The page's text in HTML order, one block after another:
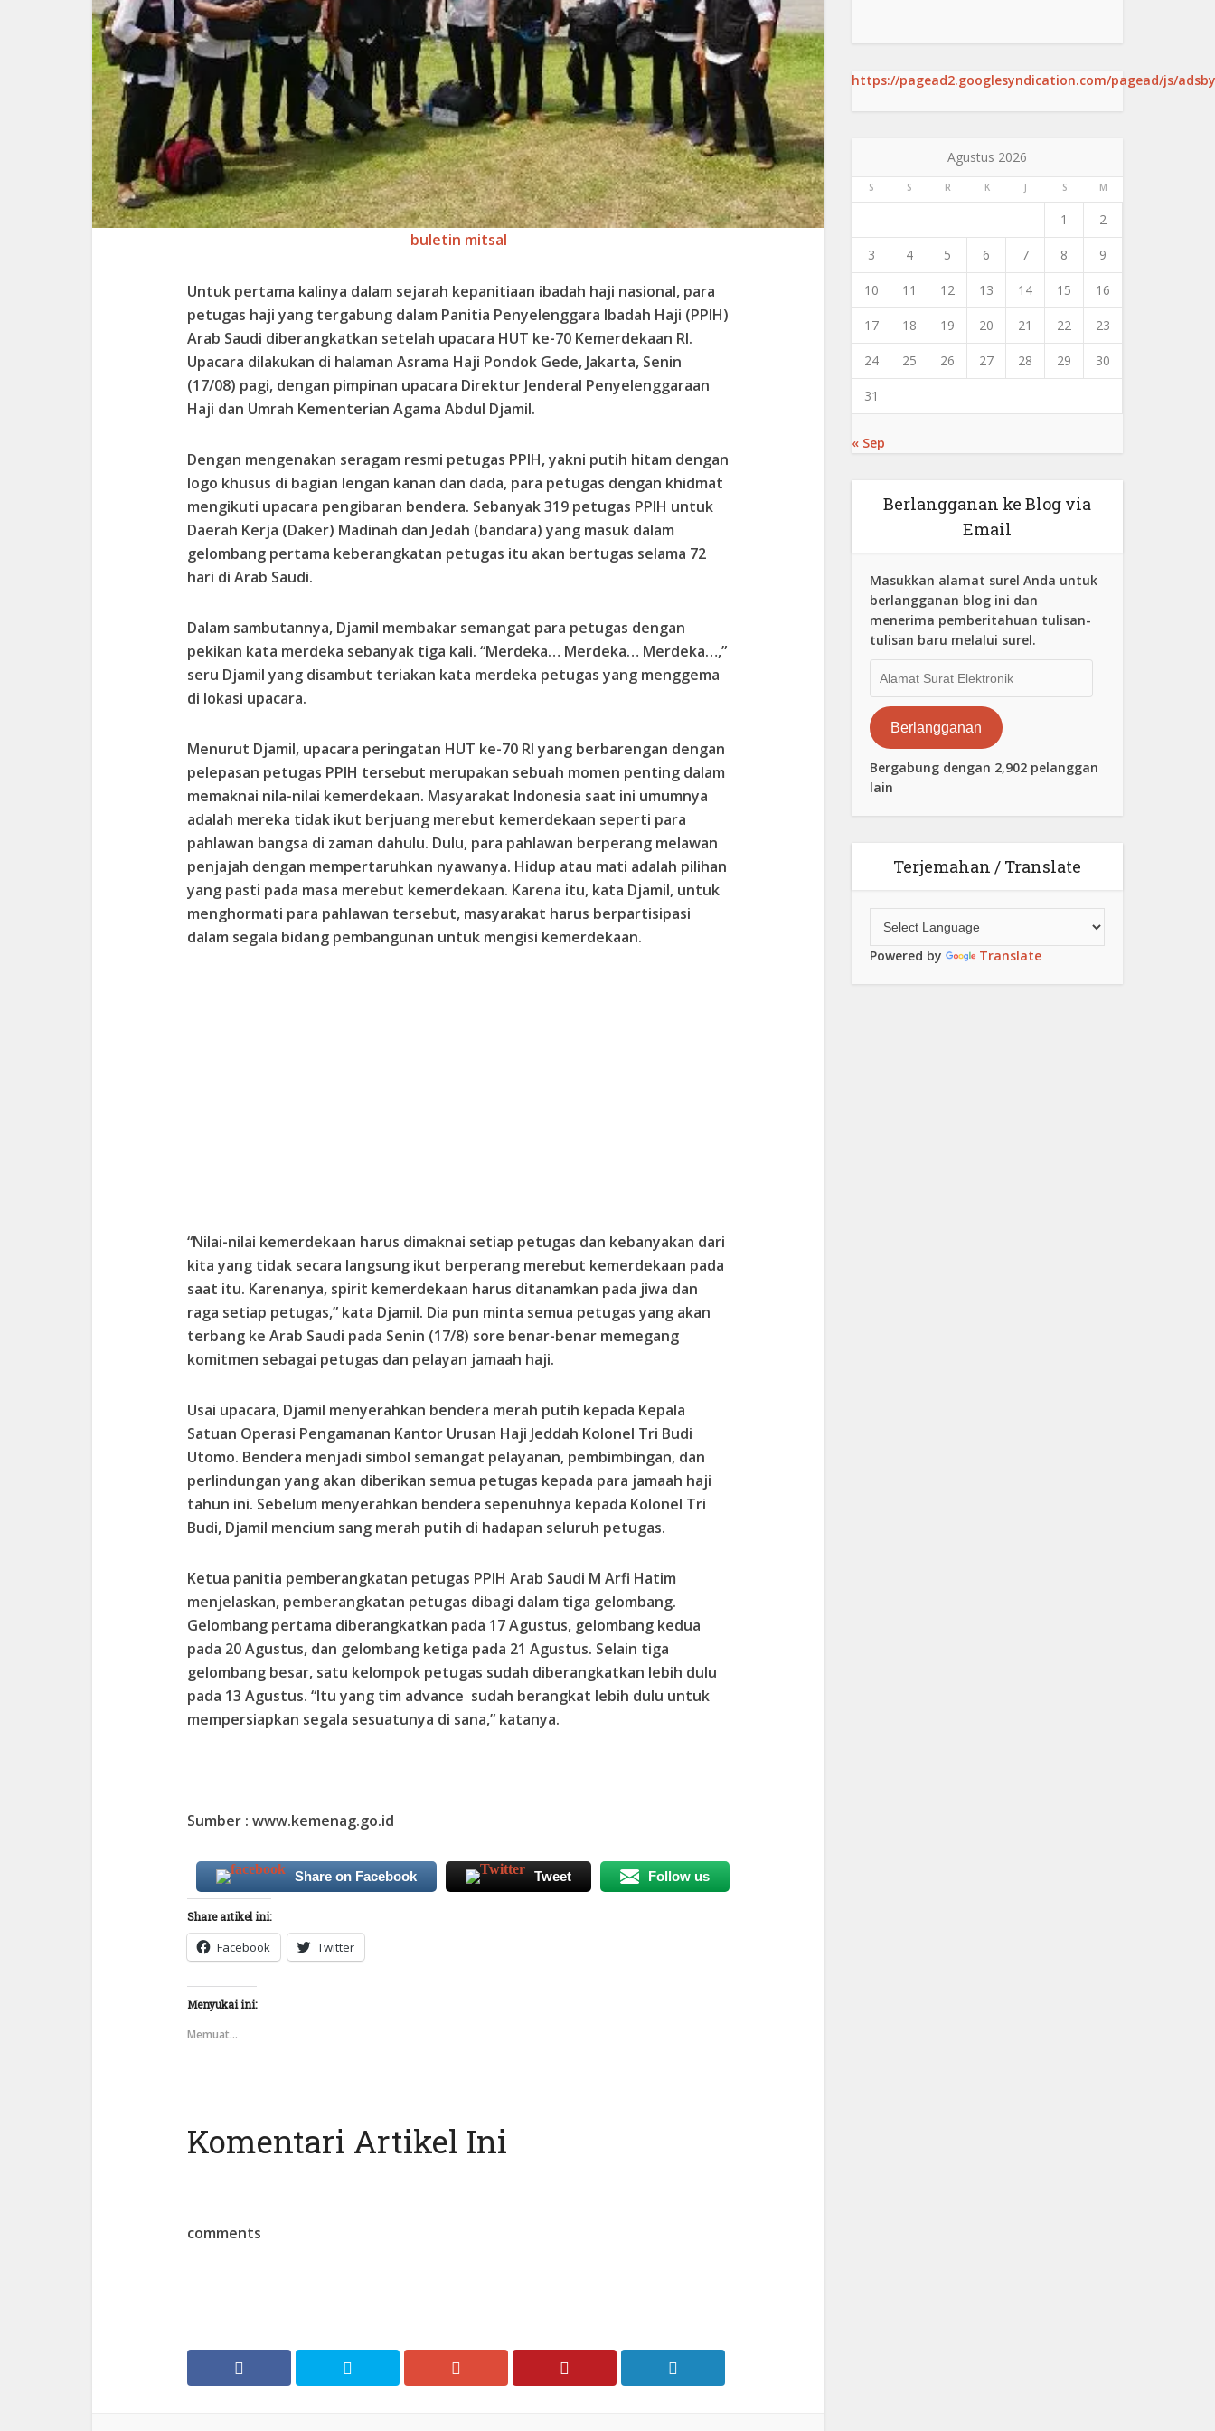
buletin mitsal
Untuk pertama kalinya dalam sejarah kepanitiaan ibadah haji nasional, para
petugas haji yang tergabung dalam Panitia Penyelenggara Ibadah Haji (PPIH)
Arab Saudi diberangkatkan setelah upacara HUT ke-70 Kemerdekaan RI.
Upacara dilakukan di halaman Asrama Haji Pondok Gede, Jakarta, Senin
(17/08) pagi, dengan pimpinan upacara Direktur Jenderal Penyelenggaraan
Haji dan Umrah Kementerian Agama Abdul Djamil.
Dengan mengenakan seragam resmi petugas PPIH, yakni putih hitam dengan
logo khusus di bagian lengan kanan dan dada, para petugas dengan khidmat
mengikuti upacara pengibaran bendera. Sebanyak 319 petugas PPIH untuk
Daerah Kerja (Daker) Madinah dan Jedah (bandara) yang masuk dalam
gelombang pertama keberangkatan petugas itu akan bertugas selama 72
hari di Arab Saudi.
Dalam sambutannya, Djamil membakar semangat para petugas dengan
pekikan kata merdeka sebanyak tiga kali. “Merdeka… Merdeka… Merdeka…,”
seru Djamil yang disambut teriakan kata merdeka petugas yang menggema
di lokasi upacara.
Menurut Djamil, upacara peringatan HUT ke-70 RI yang berbarengan dengan
pelepasan petugas PPIH tersebut merupakan sebuah momen penting dalam
memaknai nila-nilai kemerdekaan. Masyarakat Indonesia saat ini umumnya
adalah mereka tidak ikut berjuang merebut kemerdekaan seperti para
pahlawan bangsa di zaman dahulu. Dulu, para pahlawan berperang melawan
penjajah dengan mempertaruhkan nyawanya. Hidup atau mati adalah pilihan
yang pasti pada masa merebut kemerdekaan. Karena itu, kata Djamil, untuk
menghormati para pahlawan tersebut, masyarakat harus berpartisipasi
dalam segala bidang pembangunan untuk mengisi kemerdekaan.
“Nilai-nilai kemerdekaan harus dimaknai setiap petugas dan kebanyakan dari
kita yang tidak secara langsung ikut berperang merebut kemerdekaan pada
saat itu. Karenanya, spirit kemerdekaan harus ditanamkan pada jiwa dan
raga setiap petugas,” kata Djamil. Dia pun minta semua petugas yang akan
terbang ke Arab Saudi pada Senin (17/8) sore benar-benar memegang
komitmen sebagai petugas dan pelayan jamaah haji.
Usai upacara, Djamil menyerahkan bendera merah putih kepada Kepala
Satuan Operasi Pengamanan Kantor Urusan Haji Jeddah Kolonel Tri Budi
Utomo. Bendera menjadi simbol semangat pelayanan, pembimbingan, dan
perlindungan yang akan diberikan semua petugas kepada para jamaah haji
tahun ini. Sebelum menyerahkan bendera sepenuhnya kepada Kolonel Tri
Budi, Djamil mencium sang merah putih di hadapan seluruh petugas.
Ketua panitia pemberangkatan petugas PPIH Arab Saudi M Arfi Hatim
menjelaskan, pemberangkatan petugas dibagi dalam tiga gelombang.
Gelombang pertama diberangkatkan pada 17 Agustus, gelombang kedua
pada 20 Agustus, dan gelombang ketiga pada 21 Agustus. Selain tiga
gelombang besar, satu kelompok petugas sudah diberangkatkan lebih dulu
pada 13 Agustus. “Itu yang tim advance sudah berangkat lebih dulu untuk
mempersiapkan segala sesuatunya di sana,” katanya.
Sumber : www.kemenag.go.id
Share on Facebook Tweet Follow us
Share artikel ini:
Facebook Twitter
Menyukai ini:
Memuat...
Komentari Artikel Ini
comments
https://pagead2.googlesyndication.com/pagead/js/
Agustus 2026
S S R K J S M
1 2
3 4 5 6 7 8 9
10 11 12 13 14 15 16
17 18 19 20 21 22 23
24 25 26 27 28 29 30
31
« Sep
Berlangganan ke Blog via
Email
Masukkan alamat surel Anda untuk
berlangganan blog ini dan
menerima pemberitahuan tulisan-
tulisan baru melalui surel.
Surat
Elektronik
Berlangganan
Bergabung dengan 2,902 pelanggan
lain
Terjemahan / Translate
Powered by Translate